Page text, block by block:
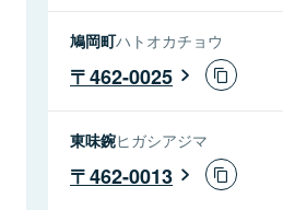
鳩岡町ハトオカチョウ
462-0025
東味鋺ヒガシアジマ
462-0013